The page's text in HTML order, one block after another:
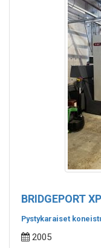
BRIDGEPORT
Pystykaraiset
2005